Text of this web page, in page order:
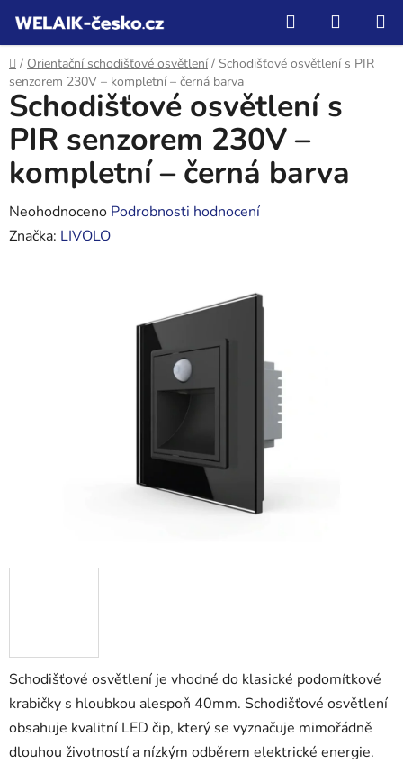
obsah
Hledat
KOŠÍK
Domů
/ Orientační schodišťové osvětlení / Schodišťové osvětlení s PIR
senzorem 230V – kompletní – černá barva
Schodišťové osvětlení je vhodné do klasické podomítkové
krabičky s hloubkou alespoň 40mm. Schodišťové osvětlení
obsahuje kvalitní LED čip, který se vyznačuje mimořádně
dlouhou životností a nízkým odběrem elektrické energie.
Schodišťové osvětlení s
PIR senzorem 230V –
kompletní – černá barva
Průměrné
hodnocení
Neohodnoceno Podrobnosti hodnocení
Značka: LIVOLO